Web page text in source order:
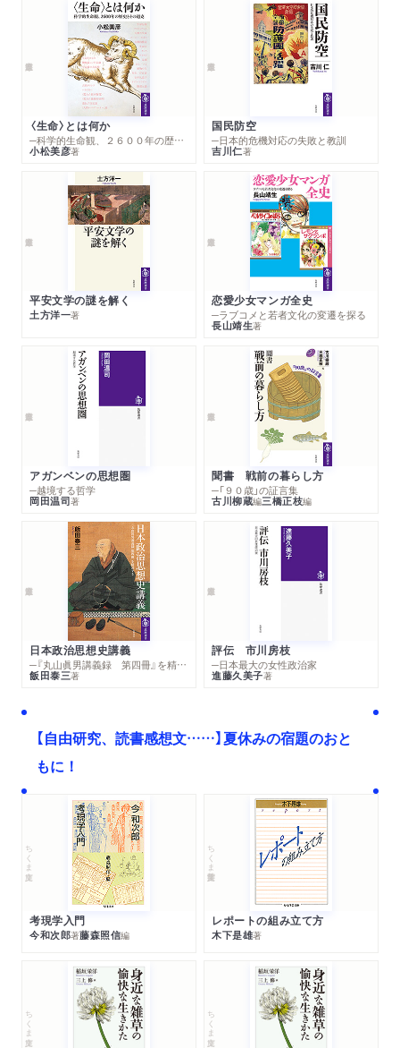
〈生命〉とは何か
─科学的生命観、２６００年の歴史とその超克
小松美彦著
国民防空
─日本的危機対応の失敗と教訓
吉川仁著
平安文学の謎を解く
土方洋一著
恋愛少女マンガ全史
─ラブコメと若者文化の変遷を探る
長山靖生著
アガンベンの思想圏
─越境する哲学
岡田温司著
聞書 戦前の暮らし方
─「９０歳」の証言集
古川柳蔵編三橋正枝編
日本政治思想史講義
─『丸山眞男講義録 第四冊』を精読する
飯田泰三著
評伝 市川房枝
─日本最大の女性政治家
進藤久美子著
【自由研究、読書感想文……】夏休みの宿題のおと
もに！
ちくま文庫
考現学入門
今和次郎著藤森照信編
ちくま学芸文庫
レポートの組み立て方
木下是雄著
ちくま文庫 ちくま文庫